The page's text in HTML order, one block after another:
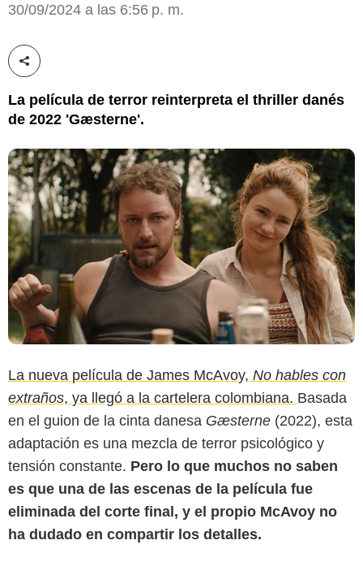
30/09/2024 a las 6:56 p. m.
Compartir esta noticia
La película de terror reinterpreta el thriller danés
de 2022 'Gæsterne'.
La nueva película de James McAvoy, No hables con
extraños, ya llegó a la cartelera colombiana. Basada
en el guion de la cinta danesa Gæsterne (2022), esta
adaptación es una mezcla de terror psicológico y
tensión constante. Pero lo que muchos no saben
es que una de las escenas de la película fue
eliminada del corte final, y el propio McAvoy no
ha dudado en compartir los detalles.
IMDb